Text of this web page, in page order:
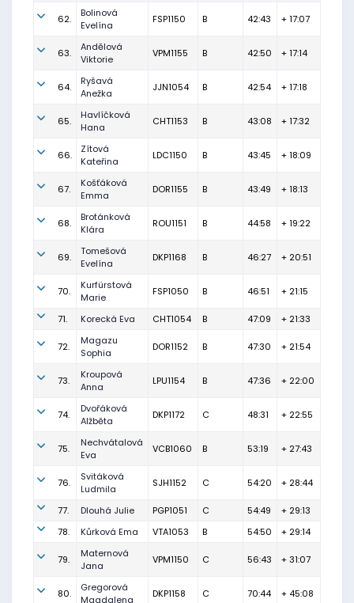
62.
Bolinová
Evelína
FSP1150 B 42:43 + 17:07
63.
Andělová
Viktorie
VPM1155 B 42:50 + 17:14
64.
Ryšavá
Anežka
JJN1054 B 42:54 + 17:18
65.
Havlíčková
Hana
CHT1153 B 43:08 + 17:32
66.
Zítová
Kateřina
LDC1150 B 43:45 + 18:09
67.
Košťáková
Emma
DOR1155 B 43:49 + 18:13
68.
Brotánková
Klára
ROU1151 B 44:58 + 19:22
69.
Tomešová
Evelína
DKP1168 B 46:27 + 20:51
70.
Kurfürstová
Marie
FSP1050 B 46:51 + 21:15
71. Korecká Eva CHT1054 B 47:09 + 21:33
72.
Magazu
Sophia
DOR1152 B 47:30 + 21:54
73.
Kroupová
Anna
LPU1154 B 47:36 + 22:00
74.
Dvořáková
Alžběta
DKP1172 C 48:31 + 22:55
75.
Nechvátalová
Eva
VCB1060 B 53:19 + 27:43
76.
Svitáková
Ludmila
SJH1152 C 54:20 + 28:44
77. Dlouhá Julie PGP1051 C 54:49
+ 29:13
78.
Kůrková Ema VTA1053 B 54:50 + 29:14
79.
Maternová
Jana
VPM1150 C 56:43 + 31:07
80.
Gregorová
Magdalena
DKP1158 C 70:44 + 45:08